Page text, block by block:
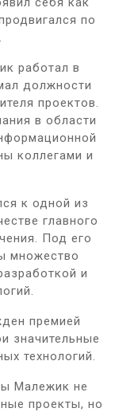
по
работал в
должности
проектов.
в области
коллегами и
к одной из
главного
Под его
множество
и
премией
значительные
технологий.
Малежик не
проекты, но